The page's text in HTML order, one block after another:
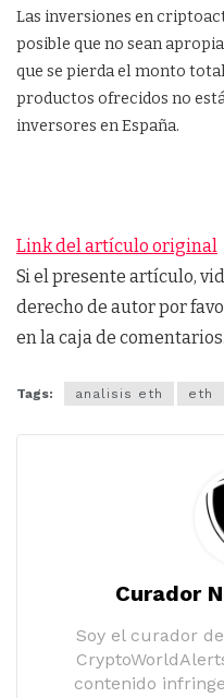
Las inversiones en
posible que no sean
que se pierda el monto
productos ofrecidos no
inversores en España.
Link del artículo original
Si el presente artículo,
derecho de autor por
en la caja de comentarios.
Tags: analisis eth eth
Curador
Soy el curador
contenido